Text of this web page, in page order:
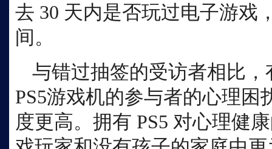
去 30 天内是否玩过电子游戏
间。
与错过抽签的受访者相比，
PS5游戏机的参与者的心理困
度更高。拥有 PS5 对心理健